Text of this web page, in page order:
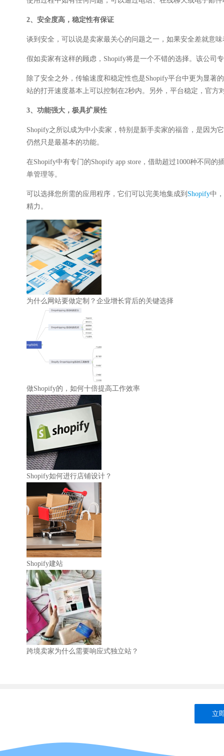
2、安全度高，稳定性有保证
谈到安全，可以说是卖家最关心的问题之一，如果安全差就意味
假如卖家有这样的顾虑，Shopify将是一个不错的选择。该公司
除了安全之外，传输速度和稳定性也是Shopify平台中更为显著
站的打开速度基本上可以控制在2秒内。另外，平台稳定，官方
3、功能强大，极具扩展性
Shopify之所以成为中小卖家，特别是新手卖家的福音，是因为
仍然只是最基本的功能。
在Shopify中有专门的Shopify app store，借助超过1000种不同
单管理等。
可以选择您所需的应用程序，它们可以完美地集成到 Shopify中
精力。
为什么网站要做定制？企业增长背后的关键选择
做Shopify的，如何十倍提高工作效率
Shopify如何进行店铺设计？
Shopify建站
跨境卖家为什么需要响应式独立站？
立